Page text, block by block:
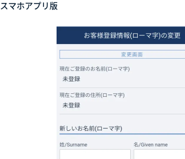
スマホアプリ版